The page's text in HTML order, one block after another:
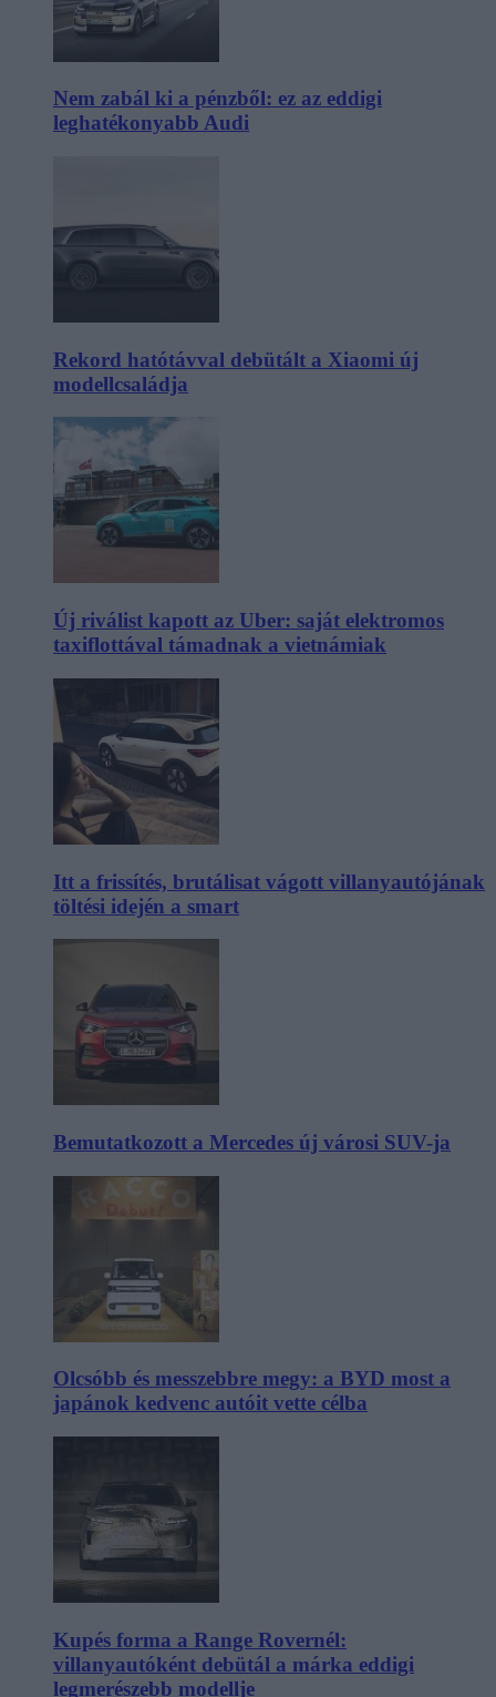
Nem zabál ki a pénzből: ez az eddigi
leghatékonyabb Audi
Rekord hatótávval debütált a Xiaomi új
modellcsaládja
Új riválist kapott az Uber: saját elektromos
taxiflottával támadnak a vietnámiak
Itt a frissítés, brutálisat vágott villanyautójának
töltési idején a smart
Bemutatkozott a Mercedes új városi SUV-ja
Olcsóbb és messzebbre megy: a BYD most a
japánok kedvenc autóit vette célba
Kupés forma a Range Rovernél:
villanyautóként debütál a márka eddigi
legmerészebb modellje